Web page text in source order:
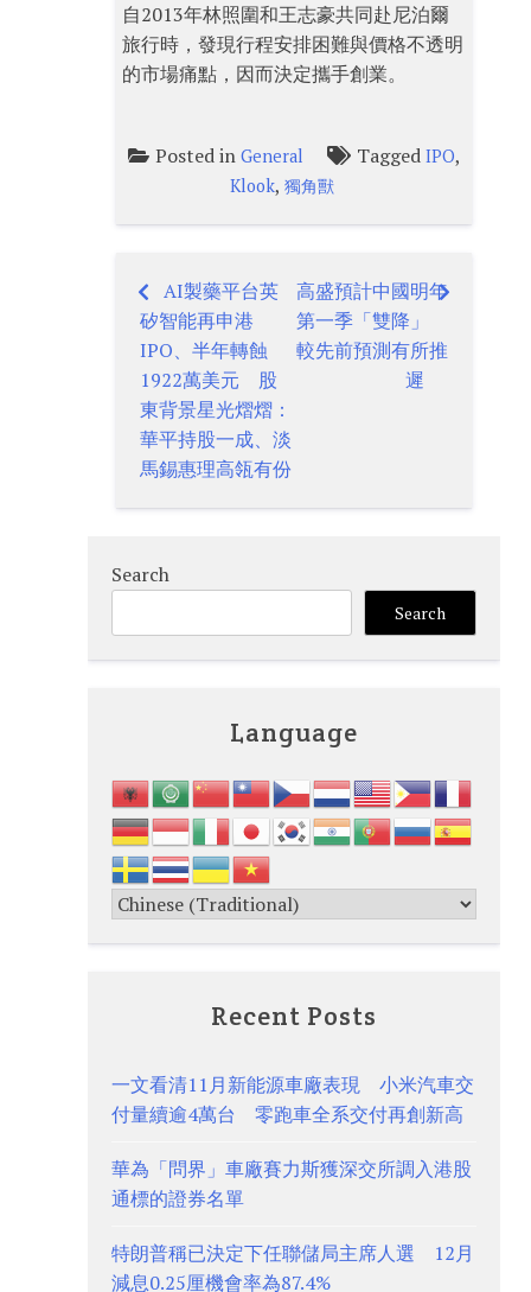
自2013年林照圍和王志豪共同赴尼泊爾
旅行時，發現行程安排困難與價格不透明
的市場痛點，因而決定攜手創業。
Posted in General Tagged IPO,
Klook,獨角獸
Post
navigation
AI製藥平台英
矽智能再申港
IPO、半年轉蝕
1922萬美元 股
東背景星光熠熠：
華平持股一成、淡
馬錫惠理高瓴有份
高盛預計中國明年
第一季「雙降」
較先前預測有所推
遲
Search
Search
Language
Recent Posts
一文看清11月新能源車廠表現 小米汽車交
付量續逾4萬台 零跑車全系交付再創新高
華為「問界」車廠賽力斯獲深交所調入港股
通標的證券名單
特朗普稱已決定下任聯儲局主席人選 12月
減息0.25厘機會率為87.4%